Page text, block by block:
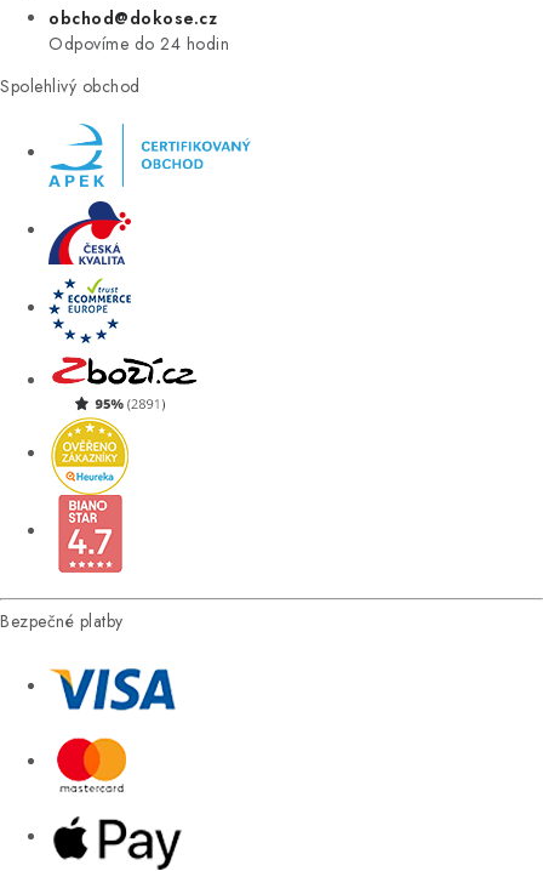
obchod@dokose.cz
Odpovíme do 24 hodin
Spolehlivý obchod
Bezpečné platby
Úvod Kontakt Blog
Moje objednávka